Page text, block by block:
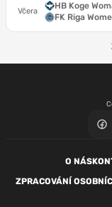
Včera
HB Koge
FK Riga
O NÁS
ZPRACOVÁNÍ